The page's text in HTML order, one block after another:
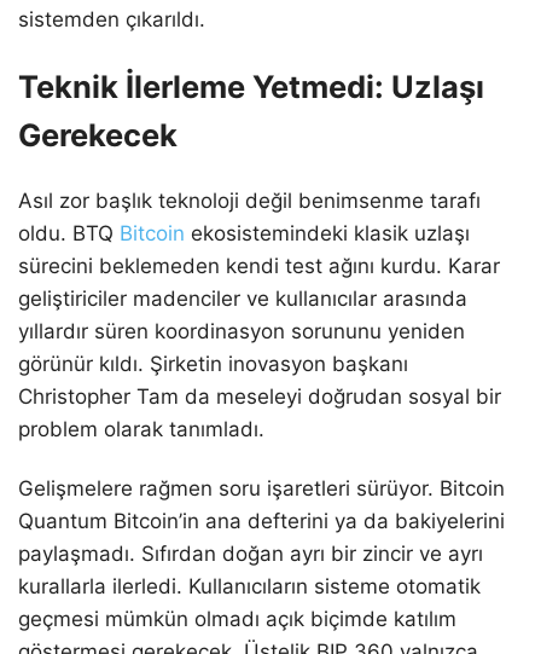
sistemden çıkarıldı.
Teknik İlerleme Yetmedi: Uzlaşı
Gerekecek
Asıl zor başlık teknoloji değil benimsenme tarafı
oldu. BTQ Bitcoin ekosistemindeki klasik uzlaşı
sürecini beklemeden kendi test ağını kurdu. Karar
geliştiriciler madenciler ve kullanıcılar arasında
yıllardır süren koordinasyon sorununu yeniden
görünür kıldı. Şirketin inovasyon başkanı
Christopher Tam da meseleyi doğrudan sosyal bir
problem olarak tanımladı.
Gelişmelere rağmen soru işaretleri sürüyor. Bitcoin
Quantum Bitcoin’in ana defterini ya da bakiyelerini
paylaşmadı. Sıfırdan doğan ayrı bir zincir ve ayrı
kurallarla ilerledi. Kullanıcıların sisteme otomatik
geçmesi mümkün olmadı açık biçimde katılım